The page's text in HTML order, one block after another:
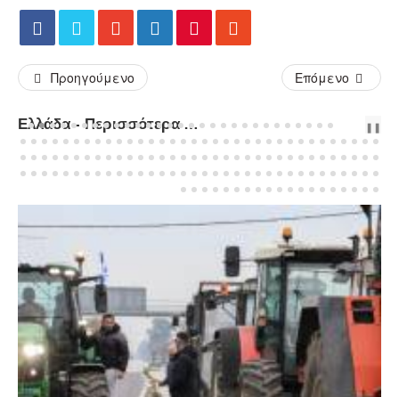
Προηγούμενο Επόμενο
Ελλάδα - Περισσότερα Άρθρα... PREVNEXT
❚❚